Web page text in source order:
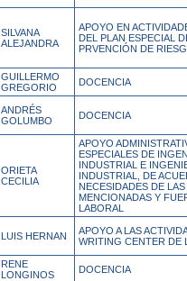
SILVANA
ALEJANDRA
APOYO EN
DEL PLAN ESPECIAL
PRVENCIÓN DE
GUILLERMO
GREGORIO
DOCENCIA
ANDRÉS
GOLUMBO
DOCENCIA
ORIETA
CECILIA
APOYO
ESPECIALES DE
INDUSTRIAL E
INDUSTRIAL, DE
NECESIDADES DE
MENCIONADAS Y
LABORAL
LUIS HERNAN
APOYO A LAS
WRITING CENTER DE
RENE
LONGINOS
DOCENCIA